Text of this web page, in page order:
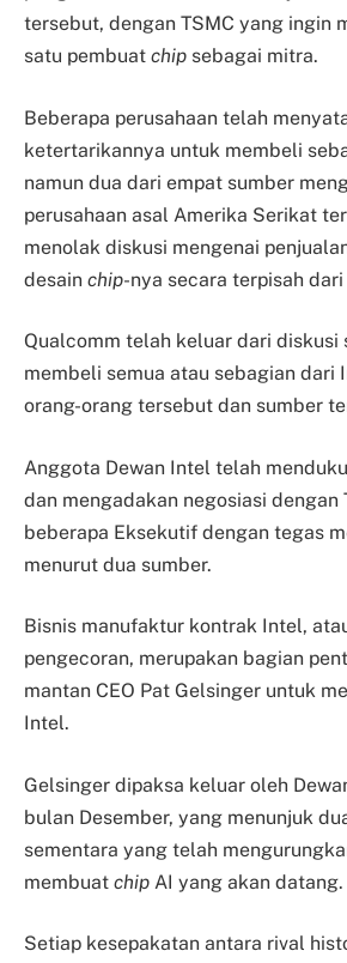
tersebut, dengan TSMC yang ingin
satu pembuat chip sebagai mitra.
Beberapa perusahaan telah
ketertarikannya untuk membeli
namun dua dari empat sumber
perusahaan asal Amerika Serikat
menolak diskusi mengenai
desain chip-nya secara terpisah
Qualcomm telah keluar dari diskusi
membeli semua atau sebagian dari
orang-orang tersebut dan sumber
Anggota Dewan Intel telah
dan mengadakan negosiasi dengan
beberapa Eksekutif dengan tegas
menurut dua sumber.
Bisnis manufaktur kontrak Intel,
pengecoran, merupakan bagian
mantan CEO Pat Gelsinger untuk
Intel.
Gelsinger dipaksa keluar oleh
bulan Desember, yang menunjuk
sementara yang telah
membuat chip AI yang akan datang.
Setiap kesepakatan antara rival